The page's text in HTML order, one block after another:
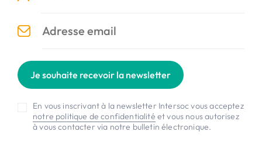
Je souhaite recevoir la newsletter
En vous inscrivant à la newsletter Intersoc vous acceptez
notre politique de confidentialité et vous nous autorisez
à vous contacter via notre bulletin électronique.